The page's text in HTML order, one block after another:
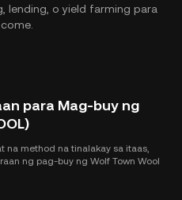
lending, o yield farming para
para Mag-buy ng
na method na tinalakay sa itaas,
ng pag-buy ng Wolf Town Wool